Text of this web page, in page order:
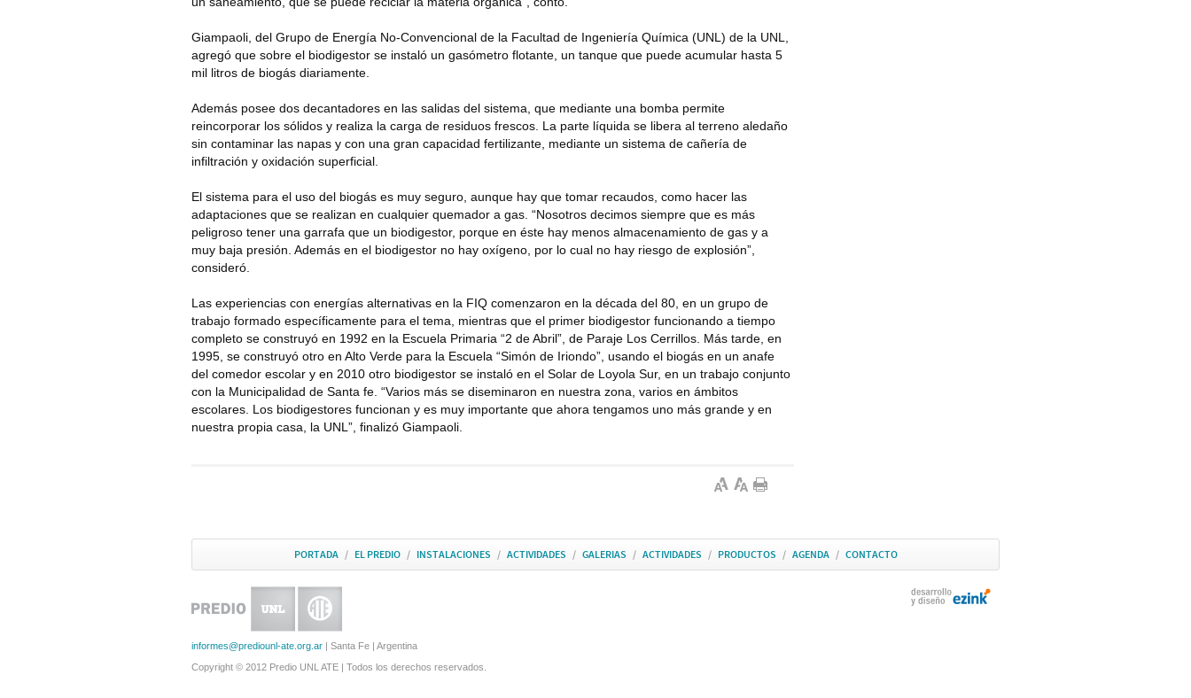
Giampaoli, del Grupo de Energía No-Convencional de la Facultad de Ingeniería Química (UNL) de la UNL,
agregó que sobre el biodigestor se instaló un gasómetro flotante, un tanque que puede acumular hasta 5
mil litros de biogás diariamente.
Además posee dos decantadores en las salidas del sistema, que mediante una bomba permite
reincorporar los sólidos y realiza la carga de residuos frescos. La parte líquida se libera al terreno aledaño
sin contaminar las napas y con una gran capacidad fertilizante, mediante un sistema de cañería de
infiltración y oxidación superficial.
El sistema para el uso del biogás es muy seguro, aunque hay que tomar recaudos, como hacer las
adaptaciones que se realizan en cualquier quemador a gas. “Nosotros decimos siempre que es más
peligroso tener una garrafa que un biodigestor, porque en éste hay menos almacenamiento de gas y a
muy baja presión. Además en el biodigestor no hay oxígeno, por lo cual no hay riesgo de explosión”,
consideró.
Las experiencias con energías alternativas en la FIQ comenzaron en la década del 80, en un grupo de
trabajo formado específicamente para el tema, mientras que el primer biodigestor funcionando a tiempo
completo se construyó en 1992 en la Escuela Primaria “2 de Abril”, de Paraje Los Cerrillos. Más tarde, en
1995, se construyó otro en Alto Verde para la Escuela “Simón de Iriondo”, usando el biogás en un anafe
del comedor escolar y en 2010 otro biodigestor se instaló en el Solar de Loyola Sur, en un trabajo conjunto
con la Municipalidad de Santa fe. “Varios más se diseminaron en nuestra zona, varios en ámbitos
escolares. Los biodigestores funcionan y es muy importante que ahora tengamos uno más grande y en
nuestra propia casa, la UNL”, finalizó Giampaoli.
PORTADA / EL PREDIO / INSTALACIONES / ACTIVIDADES / GALERIAS / ACTIVIDADES / PRODUCTOS / AGENDA / CONTACTO
informes@prediounl-ate.org.ar | Santa Fe | Argentina
Copyright © 2012 Predio UNL ATE | Todos los derechos reservados.